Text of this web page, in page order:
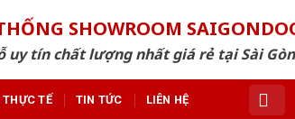
SHOWROOM
uy tín chất lượng nhất giá rẻ tại Sài
TẾ TIN TỨC LIÊN HỆ